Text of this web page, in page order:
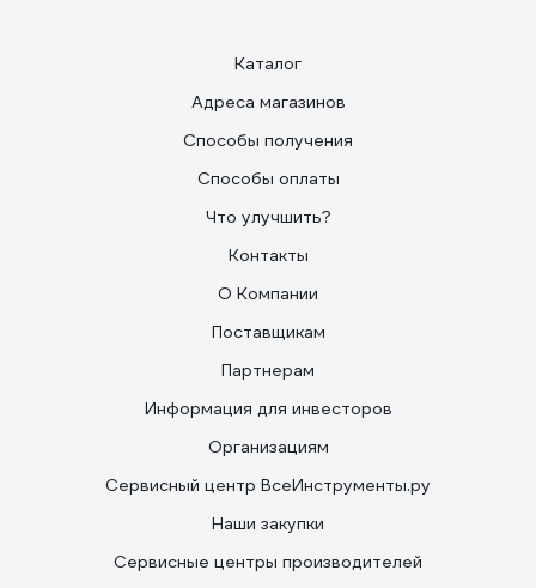
Каталог
Адреса магазинов
Способы получения
Способы оплаты
Что улучшить?
Контакты
О Компании
Поставщикам
Партнерам
Информация для инвесторов
Организациям
Сервисный центр ВсеИнструменты.ру
Наши закупки
Сервисные центры производителей